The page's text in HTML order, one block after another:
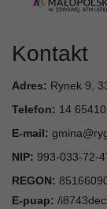
Kontakt
Adres: Rynek 9,
Telefon: 14
E-mail:
NIP: 993-033-72-
REGON:
E-puap: /